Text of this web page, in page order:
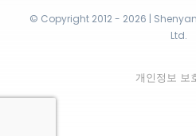
© Copyright 2012 - 2026 |
Ltd.
개인정보 보